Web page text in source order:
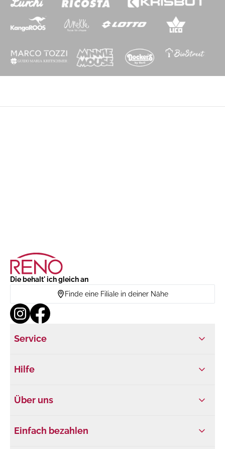
Die behalt' ich gleich an
Finde eine Filiale in deiner Nähe
Service
Hilfe
Über uns
Einfach bezahlen